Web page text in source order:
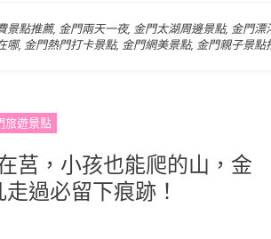
景點推薦, 金門兩天一夜, 金門太湖周邊景點, 金門漂
哪, 金門熱門打卡景點, 金門網美景點, 金門親子景點
旅遊景點
莒，小孩也能爬的山，金
過必留下痕跡！